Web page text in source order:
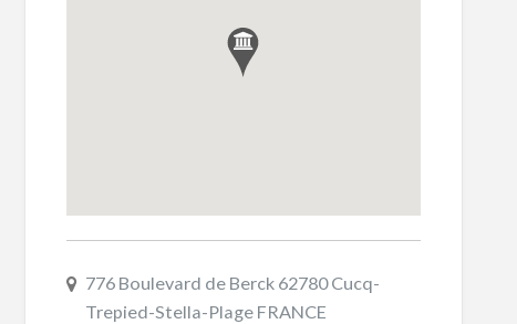
776 Boulevard de Berck 62780 Cucq-
Trepied-Stella-Plage FRANCE